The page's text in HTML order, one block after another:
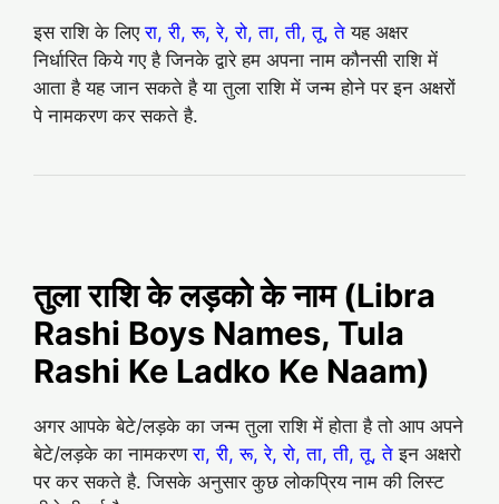
इस राशि के लिएरा, री, रू, रे, रो, ता, ती, तू, ते यह अक्षर
निर्धारित किये गए है जिनके द्वारे हम अपना नाम कौनसी राशि में
आता है यह जान सकते है या तुला राशि में जन्म होने पर इन अक्षरों
पे नामकरण कर सकते है.
तुला राशि के लड़को के नाम (Libra
Rashi Boys Names, Tula
Rashi Ke Ladko Ke Naam)
अगर आपके बेटे/लड़के का जन्म तुला राशि में होता है तो आप अपने
बेटे/लड़के का नामकरणरा, री, रू, रे, रो, ता, ती, तू, ते इन अक्षरो
पर कर सकते है. जिसके अनुसार कुछ लोकप्रिय नाम की लिस्ट